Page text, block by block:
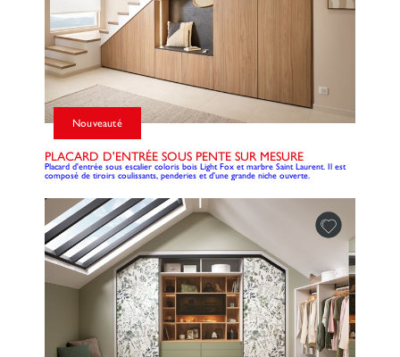
PLACARD D'ENTRÉE SOUS PENTE SUR MESURE
Nouveauté
Placard d'entrée sous escalier coloris bois Light Fox et marbre Saint Laurent. Il est
composé de tiroirs coulissants, penderies et d'une grande niche ouverte.